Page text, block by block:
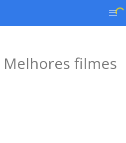
Melhores filmes